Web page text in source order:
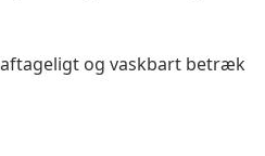
og vaskbart betræk